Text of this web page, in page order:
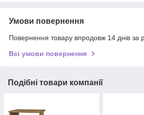
Умови повернення
Повернення товару впродовж 14 днів за
Всі умови повернення
Подібні товари компанії